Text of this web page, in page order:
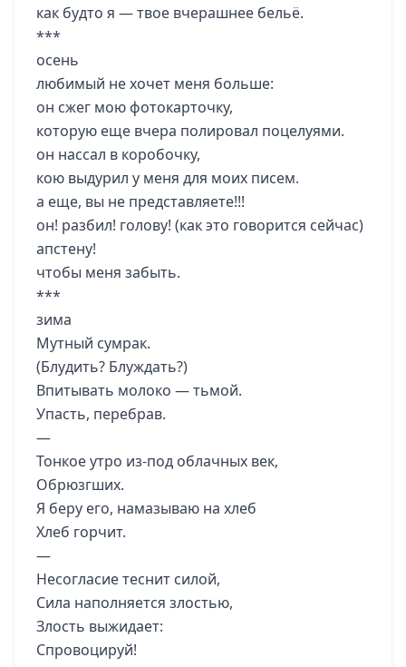
как будто я — твое вчерашнее бельё.
***
осень
любимый не хочет меня больше:
он сжег мою фотокарточку,
которую еще вчера полировал поцелуями.
он нассал в коробочку,
кою выдурил у меня для моих писем.
а еще, вы не представляете!!!
он! разбил! голову! (как это говорится сейчас)
апстену!
чтобы меня забыть.
***
зима
Мутный сумрак.
(Блудить? Блуждать?)
Впитывать молоко — тьмой.
Упасть, перебрав.
—
Тонкое утро из-под облачных век,
Обрюзгших.
Я беру его, намазываю на хлеб
Хлеб горчит.
—
Несогласие теснит силой,
Сила наполняется злостью,
Злость выжидает:
Спровоцируй!